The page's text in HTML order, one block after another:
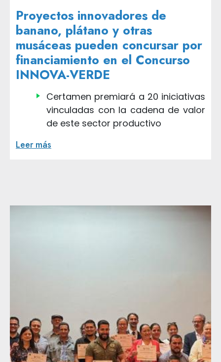
Proyectos innovadores de
banano, plátano y otras
musáceas pueden concursar por
financiamiento en el Concurso
INNOVA-VERDE
Certamen premiará a 20 iniciativas
vinculadas con la cadena de valor
de este sector productivo
Leer más